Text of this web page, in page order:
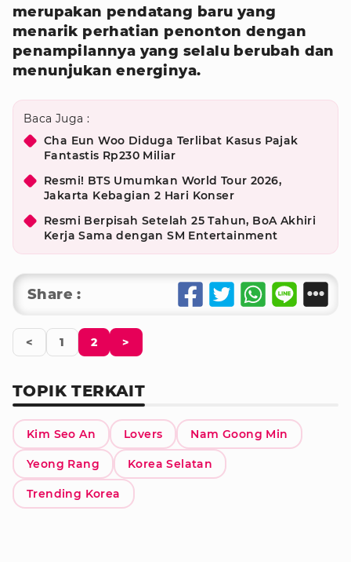
merupakan pendatang baru yang
menarik perhatian penonton dengan
penampilannya yang selalu berubah dan
menunjukan energinya.
Baca Juga :
Cha Eun Woo Diduga Terlibat Kasus Pajak
Fantastis Rp230 Miliar
Resmi! BTS Umumkan World Tour 2026,
Jakarta Kebagian 2 Hari Konser
Resmi Berpisah Setelah 25 Tahun, BoA Akhiri
Kerja Sama dengan SM Entertainment
Share :
< 1 2 >
TOPIK TERKAIT
Kim Seo An Lovers Nam Goong Min
Yeong Rang Korea Selatan
Trending Korea